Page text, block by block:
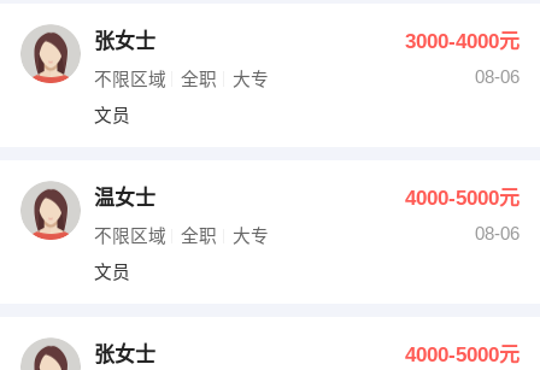
张女士 3000-4000元
不限区域 全职 大专
08-06
文员
温女士 4000-5000元
不限区域 全职 大专
08-06
文员
张女士 4000-5000元